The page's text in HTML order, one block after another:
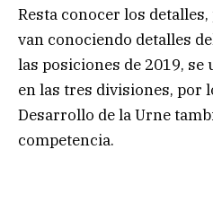
Resta conocer los
van conociendo detalles
las posiciones de 2019, se
en las tres divisiones, por
Desarrollo de la Urne
competencia.